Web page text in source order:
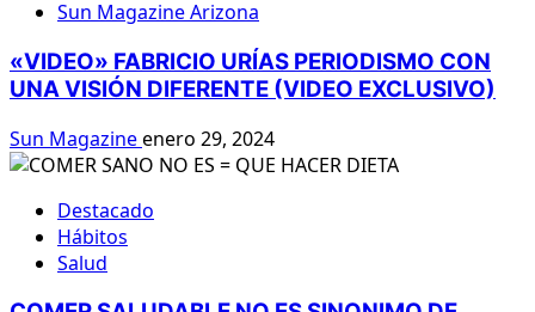
Sun Magazine Arizona
«VIDEO» FABRICIO URÍAS PERIODISMO CON
UNA VISIÓN DIFERENTE (VIDEO EXCLUSIVO)
Sun Magazineenero 29, 2024
Destacado
Hábitos
Salud